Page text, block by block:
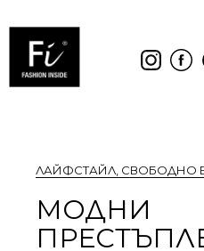
ЛАЙФСТАЙЛ СВОБОДНО
МОДНИ